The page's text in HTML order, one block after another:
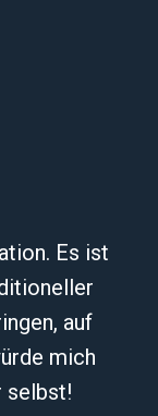
Es ist
auf
mich
selbst!